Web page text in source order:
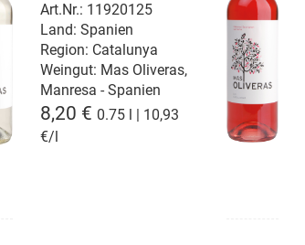
Art.Nr.: 11920125
Region: Catalunya
Weingut: Mas Oliveras,
Manresa - Spanien
Land: Spanien
8,20 € 0.75 l | 10,93
€/l